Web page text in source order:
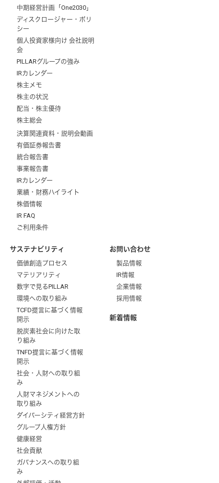
中期経営計画「One2030」
ディスクロージャー・ポリ
シー
個人投資家様向け 会社説明
会
PILLARグループの強み
IRカレンダー
株主メモ
株主の状況
配当・株主優待
株主総会
決算関連資料・説明会動画
有価証券報告書
統合報告書
事業報告書
IRカレンダー
業績・財務ハイライト
株価情報
IR FAQ
ご利用条件
サステナビリティ
価値創造プロセス
マテリアリティ
数字で見るPILLAR
環境への取り組み
TCFD提言に基づく情報
開示
脱炭素社会に向けた取
り組み
TNFD提言に基づく情報
開示
社会・人財への取り組
み
人財マネジメントへの
取り組み
ダイバーシティ経営方針
グループ人権方針
健康経営
社会貢献
ガバナンスへの取り組
み
お問い合わせ
製品情報
IR情報
企業情報
採用情報
新着情報